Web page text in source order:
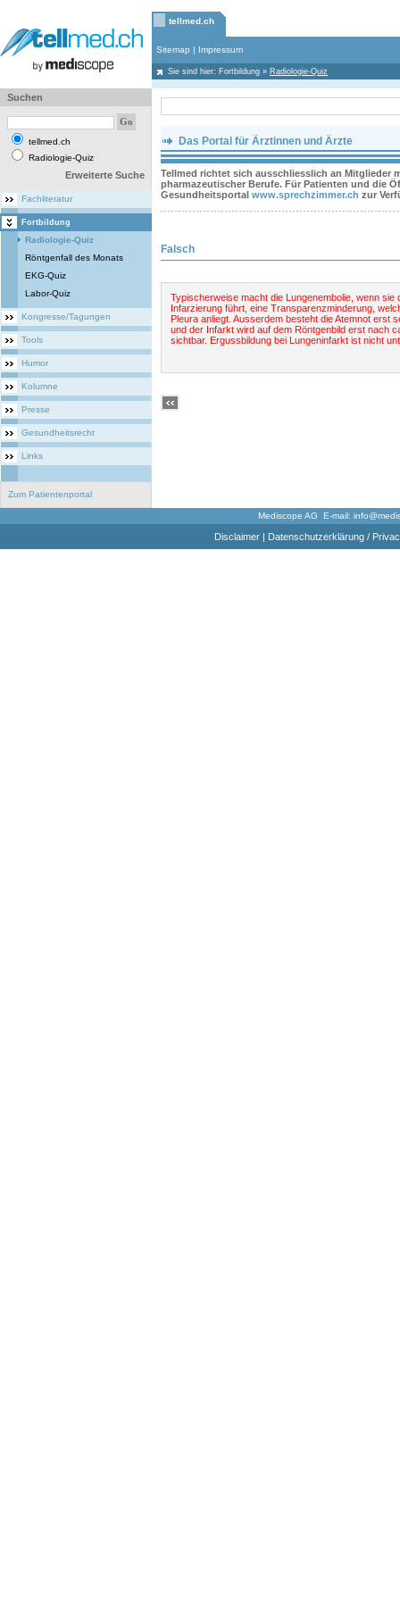
tellmed.ch
Sitemap | Impressum
Sie sind hier: Fortbildung » Radiologie-Quiz
Suchen
tellmed.ch
Radiologie-Quiz
Erweiterte Suche
Fachliteratur
Fortbildung
Radiologie-Quiz
Röntgenfall des Monats
EKG-Quiz
Labor-Quiz
Kongresse/Tagungen
Tools
Humor
Kolumne
Presse
Gesundheitsrecht
Links
Zum Patientenportal
Das Portal für Ärztinnen und Ärzte
Tellmed richtet sich ausschliesslich an Mitglieder
pharmazeutischer Berufe. Für Patienten und die
Gesundheitsportal www.sprechzimmer.ch zur
Falsch
Typischerweise macht die Lungenembolie, wenn sie
Infarzierung führt, eine Transparenzminderung,
Pleura anliegt. Ausserdem besteht die Atemnot erst
und der Infarkt wird auf dem Röntgenbild erst nach
sichtbar. Ergussbildung bei Lungeninfarkt ist nicht
Mediscope AG E-mail:
Disclaimer| Datenschutzerklärung /